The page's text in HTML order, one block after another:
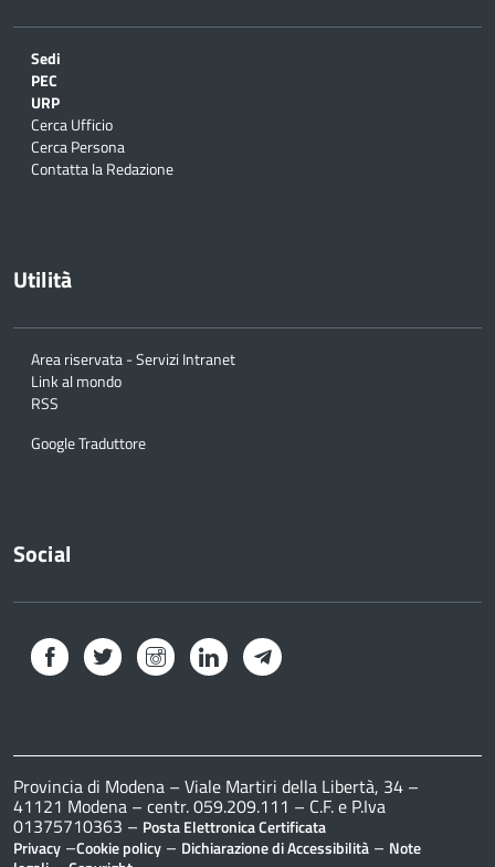
Sedi
PEC
URP
Cerca Ufficio
Cerca Persona
Contatta la Redazione
Utilità
Area riservata - Servizi Intranet
Link al mondo
RSS
Google Traduttore
Social
Facebook Twitter InstagramLinkedInTelegram
Provincia di Modena – Viale Martiri della Libertà, 34 –
41121 Modena – centr. 059.209.111 – C.F. e P.Iva
01375710363 – Posta Elettronica Certificata
Privacy –Cookie policy – Dichiarazione di Accessibilità – Note